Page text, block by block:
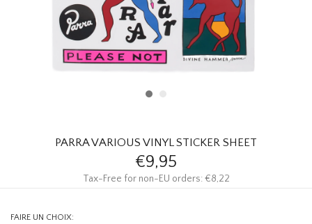
PARRA VARIOUS VINYL STICKER SHEET
€9,95
Tax-Free for non-EU orders: €8,22
FAIRE UN CHOIX: